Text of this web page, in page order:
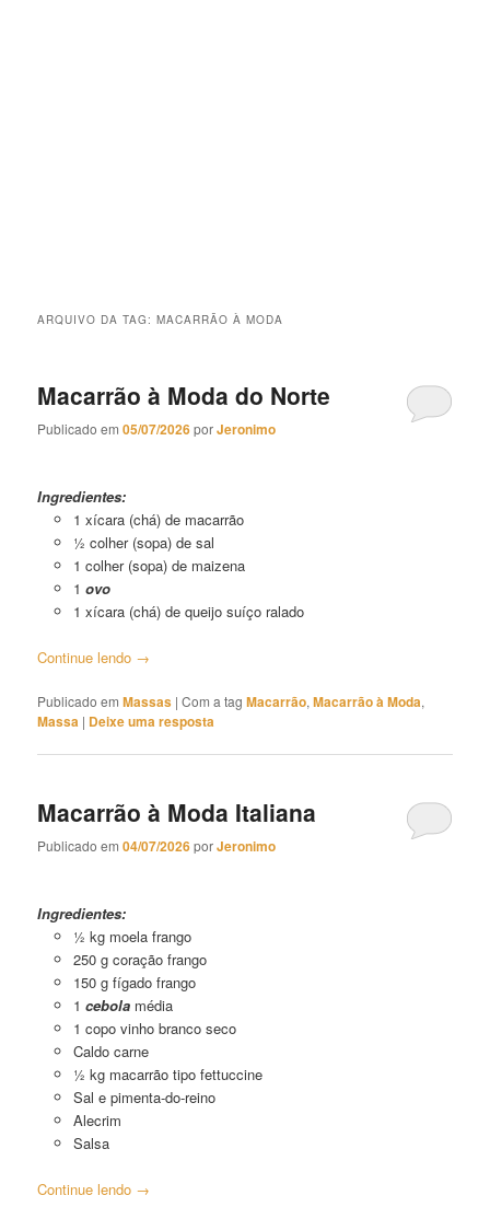
ARQUIVO DA TAG:MACARRÃO À MODA
Macarrão à Moda do Norte
Publicado em05/07/2026porJeronimo
Ingredientes:
1 xícara (chá) de macarrão
½ colher (sopa) de sal
1 colher (sopa) de maizena
1 ovo
1 xícara (chá) de queijo suíço ralado
Continue lendo →
Publicado em Massas |Com a tagMacarrão,Macarrão à Moda,
Massa | Deixe uma resposta
Macarrão à Moda Italiana
Publicado em04/07/2026porJeronimo
Ingredientes:
½ kg moela frango
250 g coração frango
150 g fígado frango
1 cebolamédia
1 copo vinho branco seco
Caldo carne
½ kg macarrão tipo fettuccine
Sal e pimenta-do-reino
Alecrim
Salsa
Continue lendo →